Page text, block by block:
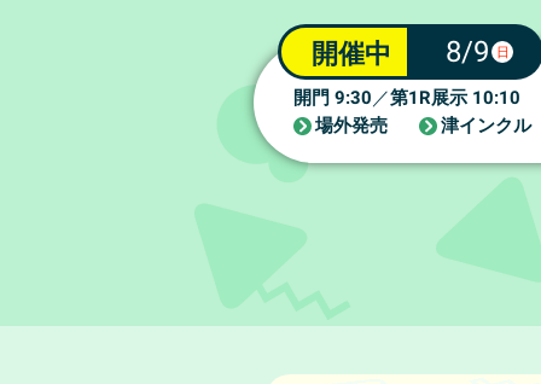
開催中 8/9 日
開門 9:30 ／第1R展示 10:10
場外発売 津インクル